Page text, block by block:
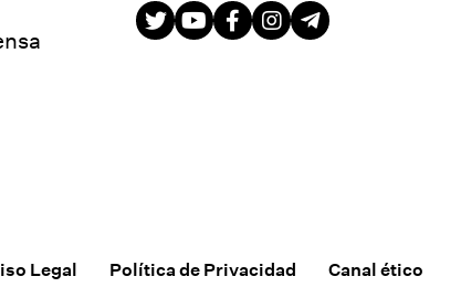
Legal Política de Privacidad Canal ético